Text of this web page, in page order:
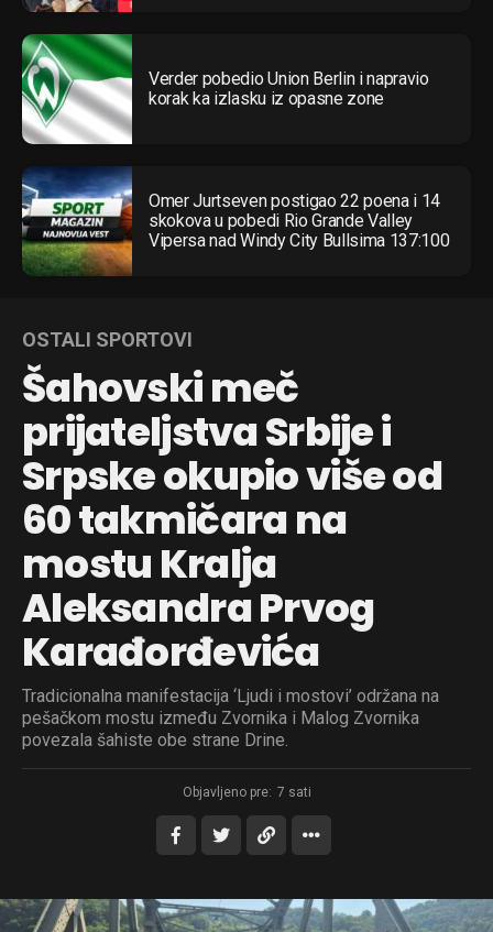
Verder pobedio Union Berlin i napravio
korak ka izlasku iz opasne zone
Omer Jurtseven postigao 22 poena i 14
skokova u pobedi Rio Grande Valley
Vipersa nad Windy City Bullsima 137:100
OSTALI SPORTOVI
Šahovski meč
prijateljstva Srbije i
Srpske okupio više od
60 takmičara na
mostu Kralja
Aleksandra Prvog
Karađorđevića
Tradicionalna manifestacija ‘Ljudi i mostovi’ održana na
pešačkom mostu između Zvornika i Malog Zvornika
povezala šahiste obe strane Drine.
Objavljeno pre: 7 sati